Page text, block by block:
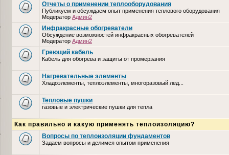
Отчеты о применении теплооборудования
Публикуем и обсуждаем опыт применения теплового оборудования
Модератор Админ2
Инфракрасные обогреватели
Обсуждение возможностей инфракрасных обогревателей
Модератор Админ2
Греющий кабель
Кабель для обогрева и защиты от промерзания
Нагревательные элементы
Хладоэлементы, теплоэлементы, многоразовый лед...
Тепловые пушки
газовые и электрические пушки для тепла
Как правильно и какую применять теплоизоляцию?
Вопросы по теплоизоляции фундаментов
Задаем вопросы и делимся опытом применения